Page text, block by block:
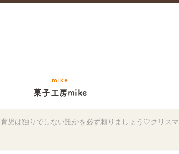
mike
菓子工房mike
育児は独りでしない誰かを必ず頼りましょう♡クリスマ